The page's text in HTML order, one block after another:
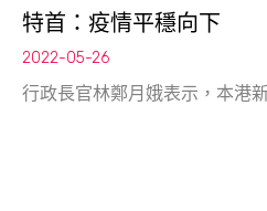
特首：疫情平穩向下
2022-05-26
行政長官林鄭月娥表示，本港